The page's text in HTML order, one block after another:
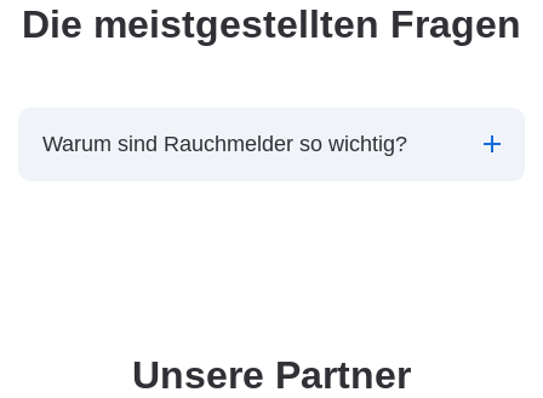
Die meistgestellten Fragen
Warum sind Rauchmelder so wichtig?
Unsere Partner